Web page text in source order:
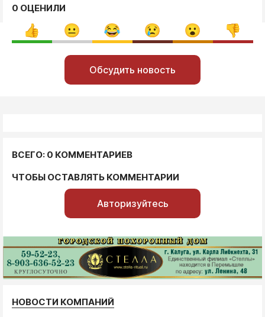
0 ОЦЕНИЛИ
Обсудить новость
ВСЕГО: 0 КОММЕНТАРИЕВ
ЧТОБЫ ОСТАВЛЯТЬ КОММЕНТАРИИ
Авторизуйтесь
НОВОСТИ КОМПАНИЙ